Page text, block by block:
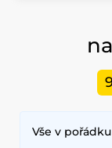
Vše v pořádku